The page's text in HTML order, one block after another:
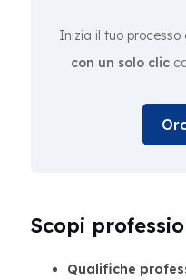
Inizia il tuo
con un solo clic
Scopi
Qualifiche